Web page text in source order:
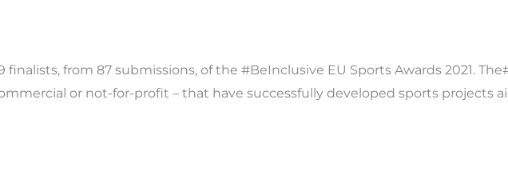
from 87 submissions, of the #BeInclusive EU Sports Awards 2021.
or not-for-profit – that have successfully developed sports projects